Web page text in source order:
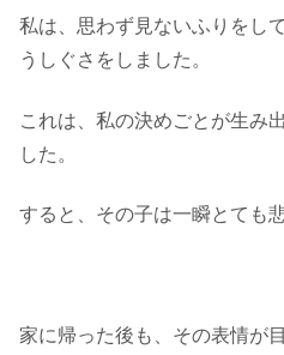
私は、思わず見ないふりをし
うしぐさをしました。
これは、私の決めごとが生み
した。
すると、その子は一瞬とても
家に帰った後も、その表情が